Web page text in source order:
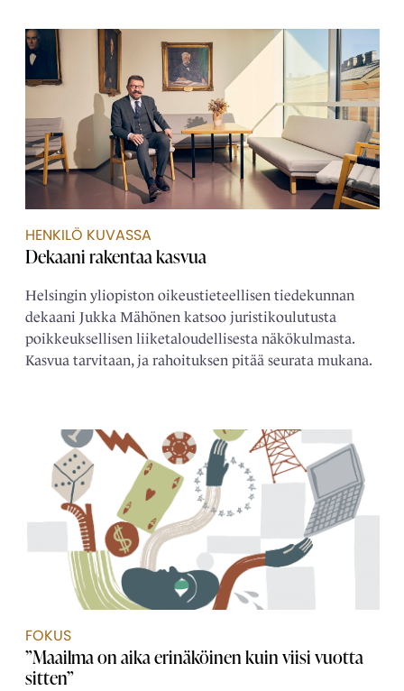
HENKILÖ KUVASSA
Dekaani rakentaa kasvua
Helsingin yliopiston oikeustieteellisen tiedekunnan
dekaani Jukka Mähönen katsoo juristikoulutusta
poikkeuksellisen liiketaloudellisesta näkökulmasta.
Kasvua tarvitaan, ja rahoituksen pitää seurata mukana.
FOKUS
”Maailma on aika erinäköinen kuin viisi vuotta
sitten”